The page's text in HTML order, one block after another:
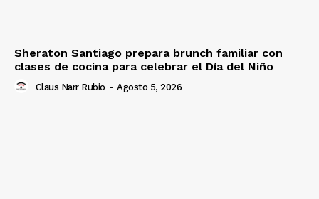
Sheraton Santiago prepara brunch familiar con
clases de cocina para celebrar el Día del Niño
Claus Narr Rubio - Agosto 5, 2026